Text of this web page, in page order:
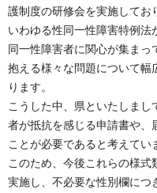
護制度の研修会を実施してお
いわゆる性同一性障害特例
同一性障害者に関心が集ま
抱える様々な問題について幅
ります。
こうした中、県といたしま
者が抵抗を感じる申請書や、
ことが必要であると考えてい
このため、今後これらの様
実施し、不必要な性別欄につ